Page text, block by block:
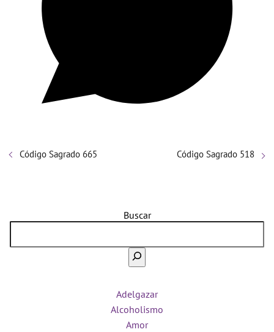
Código Sagrado 665 Código Sagrado 518
Buscar
Adelgazar
Alcoholismo
Amor